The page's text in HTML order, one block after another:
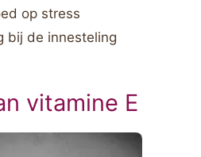
op stress
bij de innesteling
vitamine E